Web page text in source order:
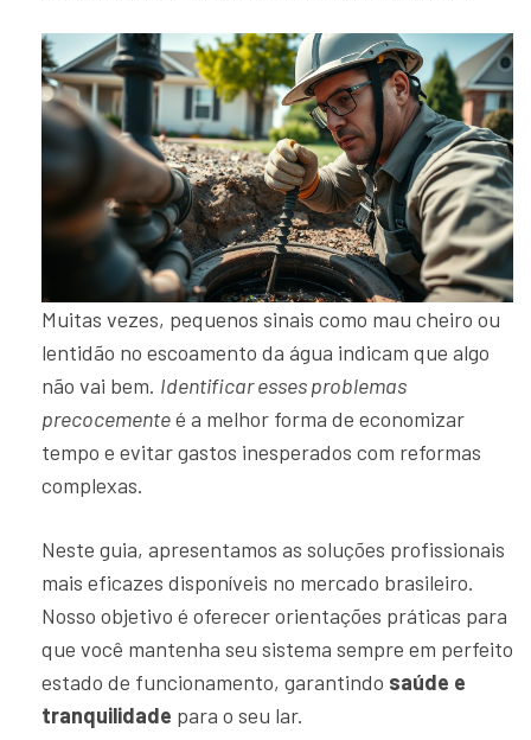
Muitas vezes, pequenos sinais como mau cheiro ou
lentidão no escoamento da água indicam que algo
não vai bem. Identificar esses problemas
precocementeé a melhor forma de economizar
tempo e evitar gastos inesperados com reformas
complexas.
Neste guia, apresentamos as soluções profissionais
mais eficazes disponíveis no mercado brasileiro.
Nosso objetivo é oferecer orientações práticas para
que você mantenha seu sistema sempre em perfeito
estado de funcionamento, garantindo saúde e
tranquilidade para o seu lar.